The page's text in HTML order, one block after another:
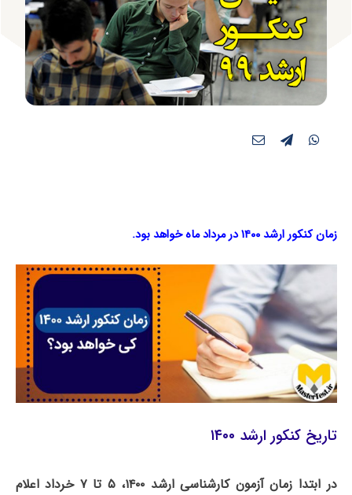
زمان کنکور ارشد ۱۴۰۰ در مرداد ماه خواهد بود.
تاریخ کنکور ارشد ۱۴۰۰
در ابتدا زمان آزمون کارشناسی ارشد ۱۴۰۰، ۵ تا ۷ خرداد اعلام